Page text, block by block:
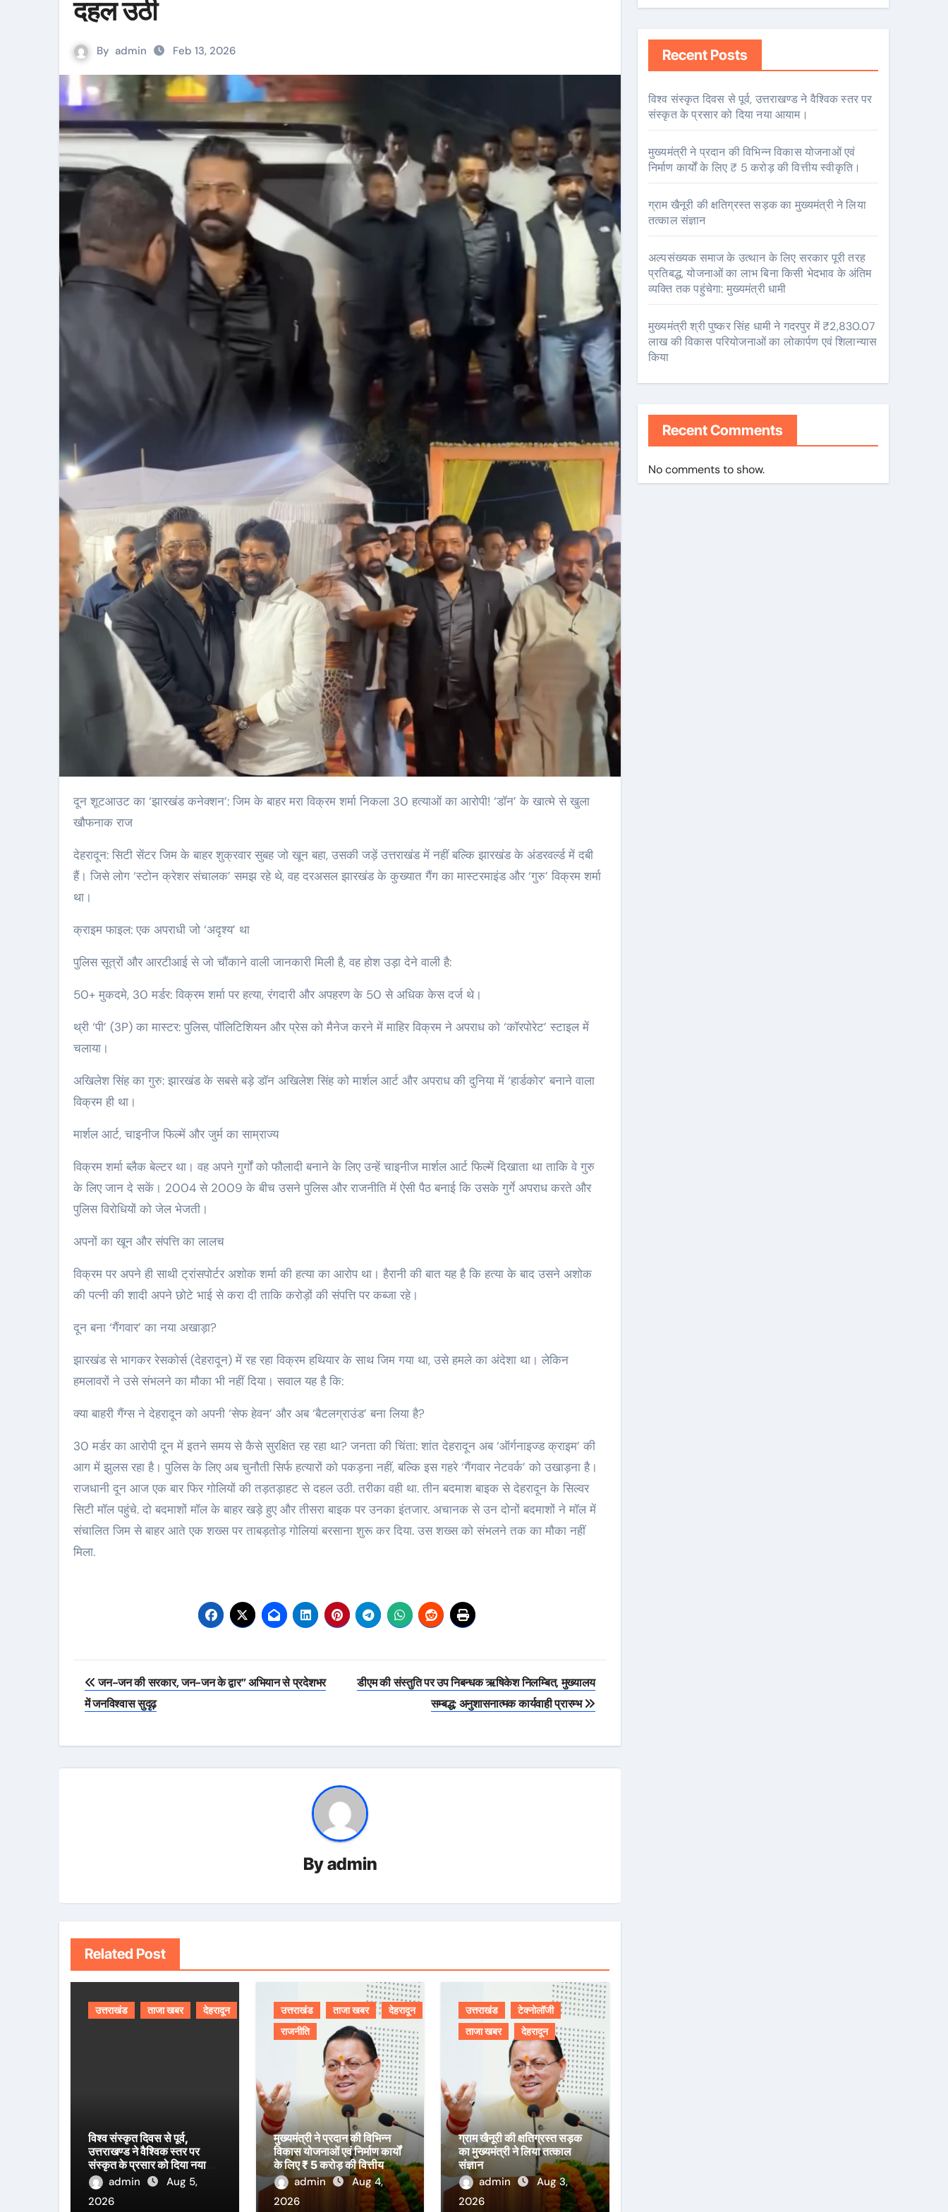
दहल उठी
By admin Feb 13, 2026
दून शूटआउट का ‘झारखंड कनेक्शन’: जिम के बाहर मरा विक्रम शर्मा निकला 30 हत्याओं का आरोपी! ‘डॉन’ के खात्मे से खुला
खौफनाक राज
देहरादून: सिटी सेंटर जिम के बाहर शुक्रवार सुबह जो खून बहा, उसकी जड़ें उत्तराखंड में नहीं बल्कि झारखंड के अंडरवर्ल्ड में दबी
हैं। जिसे लोग ‘स्टोन क्रेशर संचालक’ समझ रहे थे, वह दरअसल झारखंड के कुख्यात गैंग का मास्टरमाइंड और ‘गुरु’ विक्रम शर्मा
था।
क्राइम फाइल: एक अपराधी जो ‘अदृश्य’ था
पुलिस सूत्रों और आरटीआई से जो चौंकाने वाली जानकारी मिली है, वह होश उड़ा देने वाली है:
50+ मुकदमे, 30 मर्डर: विक्रम शर्मा पर हत्या, रंगदारी और अपहरण के 50 से अधिक केस दर्ज थे।
थ्री ‘पी’ (3P) का मास्टर: पुलिस, पॉलिटिशियन और प्रेस को मैनेज करने में माहिर विक्रम ने अपराध को ‘कॉरपोरेट’ स्टाइल में
चलाया।
अखिलेश सिंह का गुरु: झारखंड के सबसे बड़े डॉन अखिलेश सिंह को मार्शल आर्ट और अपराध की दुनिया में ‘हार्डकोर’ बनाने वाला
विक्रम ही था।
मार्शल आर्ट, चाइनीज फिल्में और जुर्म का साम्राज्य
विक्रम शर्मा ब्लैक बेल्टर था। वह अपने गुर्गों को फौलादी बनाने के लिए उन्हें चाइनीज मार्शल आर्ट फिल्में दिखाता था ताकि वे गुरु
के लिए जान दे सकें। 2004 से 2009 के बीच उसने पुलिस और राजनीति में ऐसी पैठ बनाई कि उसके गुर्गे अपराध करते और
पुलिस विरोधियों को जेल भेजती।
अपनों का खून और संपत्ति का लालच
विक्रम पर अपने ही साथी ट्रांसपोर्टर अशोक शर्मा की हत्या का आरोप था। हैरानी की बात यह है कि हत्या के बाद उसने अशोक
की पत्नी की शादी अपने छोटे भाई से करा दी ताकि करोड़ों की संपत्ति पर कब्जा रहे।
दून बना ‘गैंगवार’ का नया अखाड़ा?
झारखंड से भागकर रेसकोर्स (देहरादून) में रह रहा विक्रम हथियार के साथ जिम गया था, उसे हमले का अंदेशा था। लेकिन
हमलावरों ने उसे संभलने का मौका भी नहीं दिया। सवाल यह है कि:
क्या बाहरी गैंग्स ने देहरादून को अपनी ‘सेफ हेवन’ और अब ‘बैटलग्राउंड’ बना लिया है?
30 मर्डर का आरोपी दून में इतने समय से कैसे सुरक्षित रह रहा था? जनता की चिंता: शांत देहरादून अब ‘ऑर्गनाइज्ड क्राइम’ की
आग में झुलस रहा है। पुलिस के लिए अब चुनौती सिर्फ हत्यारों को पकड़ना नहीं, बल्कि इस गहरे ‘गैंगवार नेटवर्क’ को उखाड़ना है।
राजधानी दून आज एक बार फिर गोलियों की तड़तड़ाहट से दहल उठी. तरीका वही था. तीन बदमाश बाइक से देहरादून के सिल्वर
सिटी मॉल पहुंचे. दो बदमाशों मॉल के बाहर खड़े हुए और तीसरा बाइक पर उनका इंतजार. अचानक से उन दोनों बदमाशों ने मॉल में
संचालित जिम से बाहर आते एक शख्स पर ताबड़तोड़ गोलियां बरसाना शुरू कर दिया. उस शख्स को संभलने तक का मौका नहीं
मिला.
Post
navigation
जन-जन की सरकार, जन-जन के द्वार” अभियान से प्रदेशभर
में जनविश्वास सुदृढ़
डीएम की संस्तुति पर उप निबन्धक ऋषिकेश निलम्बित, मुख्यालय
सम्बद्ध; अनुशासनात्मक कार्यवाही प्रारम्भ
Byadmin
Related Post
उत्तराखंड ताजा खबर देहरादून
विश्व संस्कृत दिवस से पूर्व,
उत्तराखण्ड ने वैश्विक स्तर पर
संस्कृत के प्रसार को दिया नया
आयाम।admin
Aug 5,
2026
उत्तराखंड ताजा खबर
देहरादून
राजनीति
मुख्यमंत्री ने प्रदान की विभिन्न
विकास योजनाओं एवं निर्माण कार्यों
के लिए ₹ 5 करोड़ की वित्तीय
स्वीकृति।
admin
Aug 4,
2026
उत्तराखंड
टेक्नोलॉजी
ताजा खबर
देहरादून
ग्राम खैनूरी की क्षतिग्रस्त सड़क
का मुख्यमंत्री ने लिया तत्काल
संज्ञान
admin
Aug 3,
2026
Recent Posts
विश्व संस्कृत दिवस से पूर्व, उत्तराखण्ड ने वैश्विक स्तर पर
संस्कृत के प्रसार को दिया नया आयाम।
मुख्यमंत्री ने प्रदान की विभिन्न विकास योजनाओं एवं
निर्माण कार्यों के लिए ₹ 5 करोड़ की वित्तीय स्वीकृति।
ग्राम खैनूरी की क्षतिग्रस्त सड़क का मुख्यमंत्री ने लिया
तत्काल संज्ञान
अल्पसंख्यक समाज के उत्थान के लिए सरकार पूरी तरह
प्रतिबद्ध, योजनाओं का लाभ बिना किसी भेदभाव के अंतिम
व्यक्ति तक पहुंचेगा: मुख्यमंत्री धामी
मुख्यमंत्री श्री पुष्कर सिंह धामी ने गदरपुर में ₹2,830.07
लाख की विकास परियोजनाओं का लोकार्पण एवं शिलान्यास
किया
Recent Comments
No comments to show.